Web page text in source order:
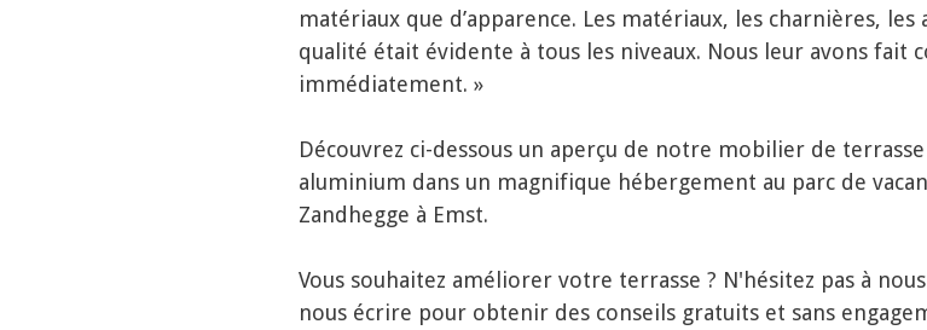
matériaux que d’apparence. Les matériaux, les charnières, les
qualité était évidente à tous les niveaux. Nous leur avons fait
immédiatement. »
Découvrez ci-dessous un aperçu de notre mobilier de
aluminium dans un magnifique hébergement au parc de
Zandhegge à Emst.
Vous souhaitez améliorer votre terrasse ? N'hésitez pas à
nous écrire pour obtenir des conseils gratuits et sans